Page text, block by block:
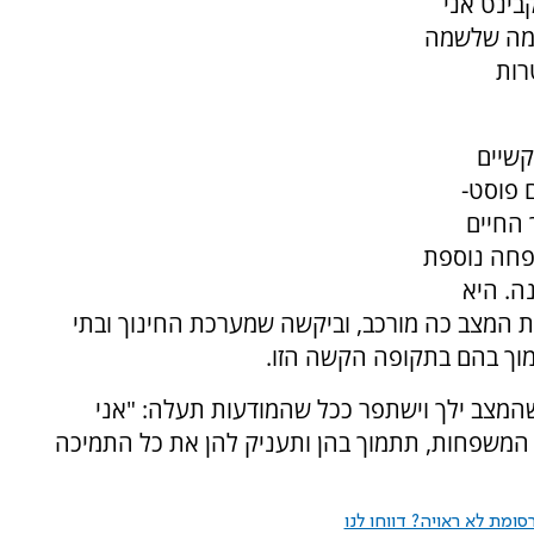
שלשמה
פוסט-
נוספת
היא
המצב כה מורכב, וביקשה שמערכת החינוך ובתי
בהם בתקופה הקשה הזו.
ילך וישתפר ככל שהמודעות תעלה: "אני
תתמוך בהן ותעניק להן את כל התמיכה
לא ראויה? דווחו לנו